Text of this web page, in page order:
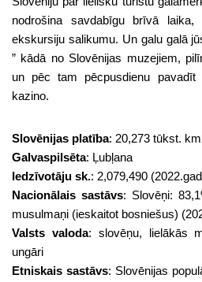
nodrošina savdabīgu brīvā laika,
ekskursiju salikumu. Un galu galā
” kādā no Slovēnijas muzejiem,
un pēc tam pēcpusdienu pavadīt
kazino.
Slovēnijas platība: 20,273 tūkst.
Galvaspilsēta: Ļubļana
Iedzīvotāju sk.: 2,079,490
Nacionālais sastāvs: Slovēņi:
musulmaņi (ieskaitot bosniešus)
Valsts valoda: slovēņu, lielākās
ungāri
Etniskais sastāvs: Slovēnijas